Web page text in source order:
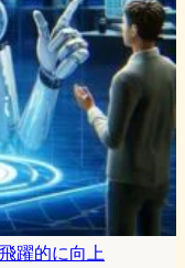
躍的に向上